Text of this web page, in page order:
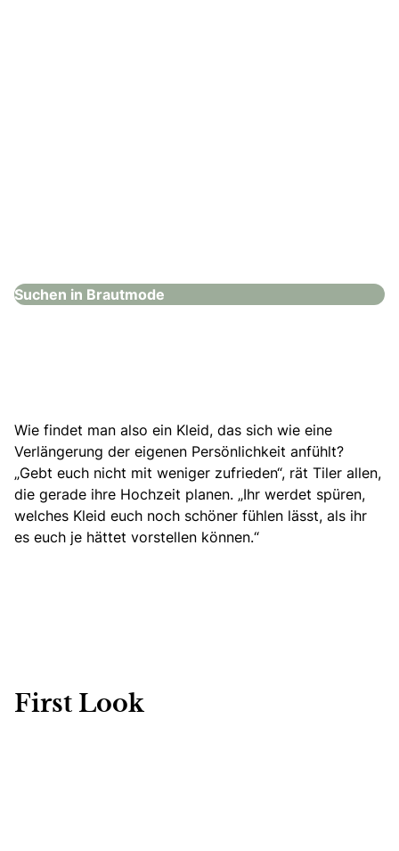
Suchen in Brautmode
Wie findet man also ein Kleid, das sich wie eine
Verlängerung der eigenen Persönlichkeit anfühlt?
„Gebt euch nicht mit weniger zufrieden“, rät Tiler allen,
die gerade ihre Hochzeit planen. „Ihr werdet spüren,
welches Kleid euch noch schöner fühlen lässt, als ihr
es euch je hättet vorstellen können.“
First Look